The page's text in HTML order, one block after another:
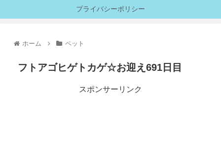
プライバシーポリシー
ホーム ペット
フトアゴヒゲトカゲ☆お迎え691日目
スポンサーリンク